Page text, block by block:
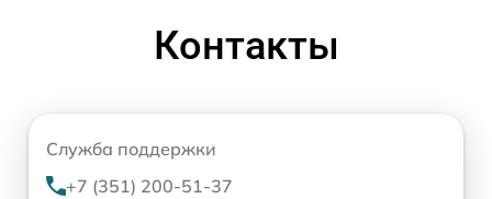
Контакты
Служба поддержки
+7 (351) 200-51-37